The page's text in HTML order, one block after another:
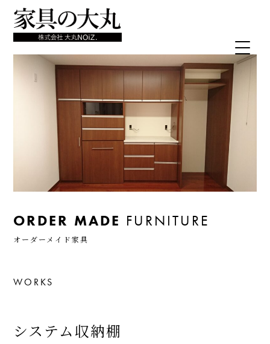
ORDER MADE FURNITURE
オーダーメイド家具
WORKS
システム収納棚